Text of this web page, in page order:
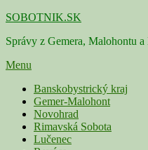
Skip
content
SOBOTNIK.SK
Správy z Gemera, Malohontu
Menu
Primárne
menu
Banskobystrický kraj
Gemer-Malohont
Novohrad
Rimavská Sobota
Lučenec